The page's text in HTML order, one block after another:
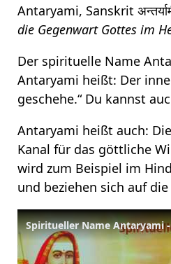
Antaryami, Sanskrit
die Gegenwart Gottes im
Der spirituelle Name
Antaryami heißt: Der
geschehe.“ Du kannst
Antaryami heißt auch:
Kanal für das göttliche
wird zum Beispiel im
und beziehen sich auf